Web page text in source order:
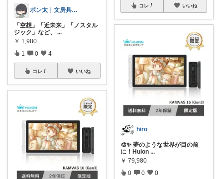
ポン太｜文房具・雑貨
「空想」「近未来」「ノスタル
ジック」など、
...
￥ 1,980
1 0 4
コレ いいね
コレ いいね
hiro
🎨✨ 夢のような世界が目の前
に！Huion ...
￥ 79,980
0 0 0